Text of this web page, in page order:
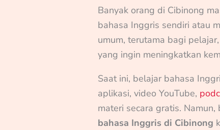
Banyak orang di Cibinong
bahasa Inggris sendiri atau
umum, terutama bagi
yang ingin meningkatkan
Saat ini, belajar bahasa
aplikasi, video YouTube,
materi secara gratis.
bahasa Inggris di Cibinong